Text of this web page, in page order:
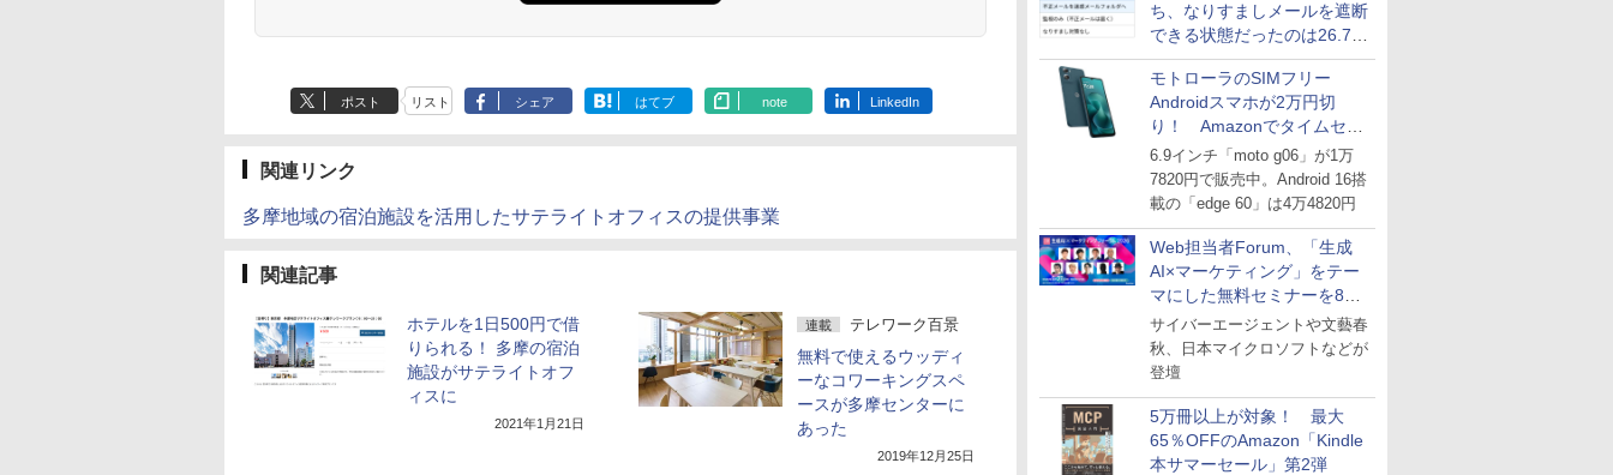
ち、なりすましメールを遮断
できる状態だったのは26.7％
にとどまる～GMOブランド
セキュリティ調査
モトローラのSIMフリー
Androidスマホが2万円切
り！ Amazonでタイムセー
ル
6.9インチ「moto g06」が1万
7820円で販売中。Android 16搭
載の「edge 60」は4万4820円
Web担当者Forum、「生成
AI×マーケティング」をテー
マにした無料セミナーを8月
27日にオンライン開催
サイバーエージェントや文藝春
秋、日本マイクロソフトなどが
登壇
5万冊以上が対象！ 最大
65％OFFのAmazon「Kindle
本サマーセール」第2弾
ポスト リスト シェア はてブ note LinkedIn
関連リンク
多摩地域の宿泊施設を活用したサテライトオフィスの提供事業
関連記事
ホテルを1日500円で借
りられる！ 多摩の宿泊
施設がサテライトオフ
ィスに
2021年1月21日
連載 テレワーク百景
無料で使えるウッディ
ーなコワーキングスペ
ースが多摩センターに
あった
2019年12月25日